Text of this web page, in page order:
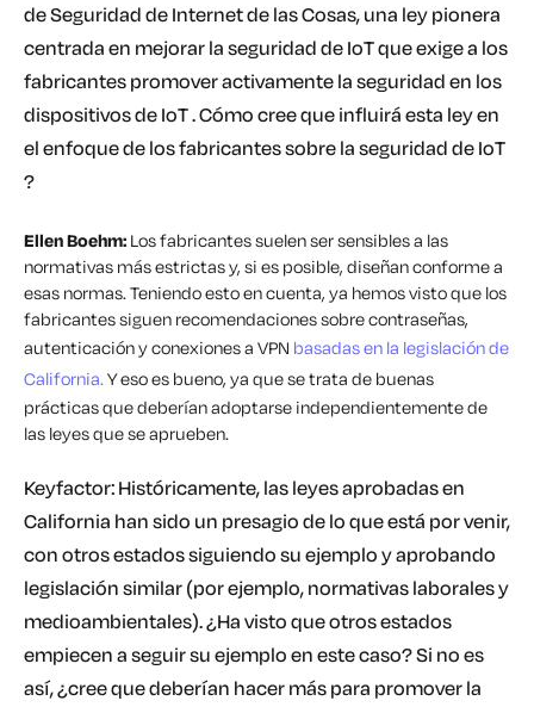
de Seguridad de Internet de las Cosas, una ley pionera
centrada en mejorar la seguridad de IoT que exige a los
fabricantes promover activamente la seguridad en los
dispositivos de IoT . Cómo cree que influirá esta ley en
el enfoque de los fabricantes sobre la seguridad de IoT
?
Ellen Boehm: Los fabricantes suelen ser sensibles a las
normativas más estrictas y, si es posible, diseñan conforme a
esas normas. Teniendo esto en cuenta, ya hemos visto que los
fabricantes siguen recomendaciones sobre contraseñas,
autenticación y conexiones a VPN basadas en la legislación de
California.Y eso es bueno, ya que se trata de buenas
prácticas que deberían adoptarse independientemente de
las leyes que se aprueben.
Keyfactor: Históricamente, las leyes aprobadas en
California han sido un presagio de lo que está por venir,
con otros estados siguiendo su ejemplo y aprobando
legislación similar (por ejemplo, normativas laborales y
medioambientales). ¿Ha visto que otros estados
empiecen a seguir su ejemplo en este caso? Si no es
así, ¿cree que deberían hacer más para promover la